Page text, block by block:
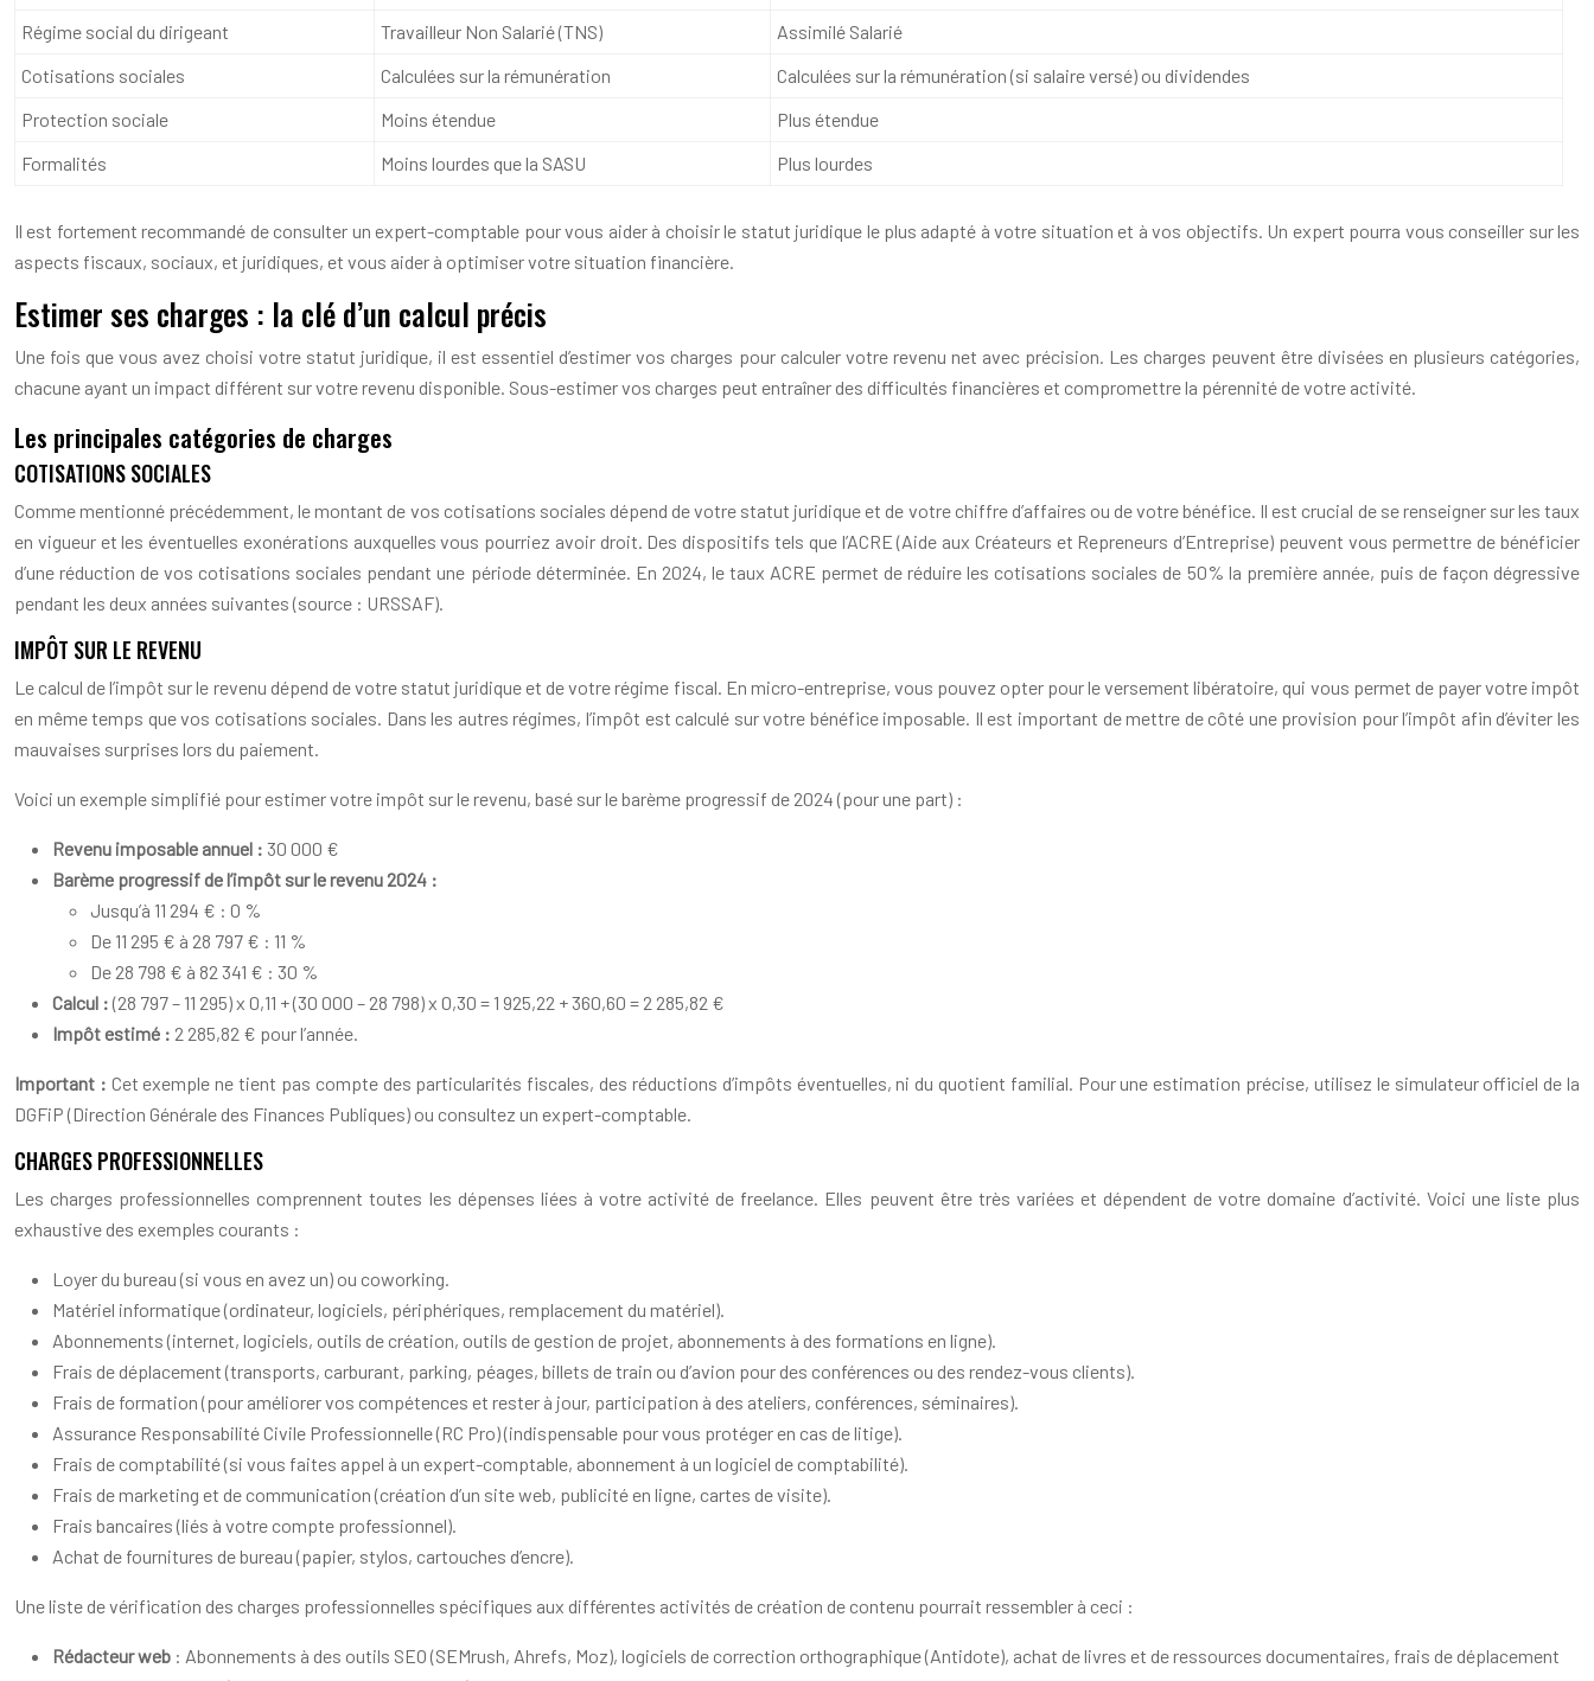
Régime social du dirigeant
Travailleur Non Salarié (TNS)
Assimilé Salarié
Cotisations sociales
Calculées sur la rémunération
Calculées sur la rémunération (si salaire versé) ou dividendes
Protection sociale
Moins étendue
Plus étendue
Formalités
Moins lourdes que la SASU Plus lourdes
Il est fortement recommandé de consulter un expert-comptable pour vous aider à choisir le statut juridique le plus adapté à votre situation et à vos objectifs. Un expert pourra vous conseiller sur les
aspects fiscaux, sociaux, et juridiques, et vous aider à optimiser votre situation financière.
Estimer ses charges : la clé d’un calcul précis
Une fois que vous avez choisi votre statut juridique, il est essentiel d’estimer vos charges pour calculer votre revenu net avec précision. Les charges peuvent être divisées en plusieurs catégories,
chacune ayant un impact différent sur votre revenu disponible. Sous-estimer vos charges peut entraîner des difficultés financières et compromettre la pérennité de votre activité.
Les principales catégories de charges
COTISATIONS SOCIALES
Comme mentionné précédemment, le montant de vos cotisations sociales dépend de votre statut juridique et de votre chiffre d’affaires ou de votre bénéfice. Il est crucial de se renseigner sur les taux
en vigueur et les éventuelles exonérations auxquelles vous pourriez avoir droit. Des dispositifs tels que l’ACRE (Aide aux Créateurs et Repreneurs d’Entreprise) peuvent vous permettre de bénéficier
d’une réduction de vos cotisations sociales pendant une période déterminée. En 2024, le taux ACRE permet de réduire les cotisations sociales de 50% la première année, puis de façon dégressive
pendant les deux années suivantes (source : URSSAF).
IMPÔT SUR LE REVENU
Le calcul de l’impôt sur le revenu dépend de votre statut juridique et de votre régime fiscal. En micro-entreprise, vous pouvez opter pour le versement libératoire, qui vous permet de payer votre impôt
en même temps que vos cotisations sociales. Dans les autres régimes, l’impôt est calculé sur votre bénéfice imposable. Il est important de mettre de côté une provision pour l’impôt afin d’éviter les
mauvaises surprises lors du paiement.
Voici un exemple simplifié pour estimer votre impôt sur le revenu, basé sur le barème progressif de 2024 (pour une part) :
Revenu imposable annuel : 30 000 €
Barème progressif de l’impôt sur le revenu 2024 :
Jusqu’à 11 294 € : 0 %
De 11 295 € à 28 797 € : 11 %
De 28 798 € à 82 341 € : 30 %
Calcul : (28 797 – 11 295) x 0,11 + (30 000 – 28 798) x 0,30 = 1 925,22 + 360,60 = 2 285,82 €
Impôt estimé : 2 285,82 € pour l’année.
Important : Cet exemple ne tient pas compte des particularités fiscales, des réductions d’impôts éventuelles, ni du quotient familial. Pour une estimation précise, utilisez le simulateur officiel de la
DGFiP (Direction Générale des Finances Publiques) ou consultez un expert-comptable.
CHARGES PROFESSIONNELLES
Les charges professionnelles comprennent toutes les dépenses liées à votre activité de freelance. Elles peuvent être très variées et dépendent de votre domaine d’activité. Voici une liste plus
exhaustive des exemples courants :
Loyer du bureau (si vous en avez un) ou coworking.
Matériel informatique (ordinateur, logiciels, périphériques, remplacement du matériel).
Abonnements (internet, logiciels, outils de création, outils de gestion de projet, abonnements à des formations en ligne).
Frais de déplacement (transports, carburant, parking, péages, billets de train ou d’avion pour des conférences ou des rendez-vous clients).
Frais de formation (pour améliorer vos compétences et rester à jour, participation à des ateliers, conférences, séminaires).
Assurance Responsabilité Civile Professionnelle (RC Pro) (indispensable pour vous protéger en cas de litige).
Frais de comptabilité (si vous faites appel à un expert-comptable, abonnement à un logiciel de comptabilité).
Frais de marketing et de communication (création d’un site web, publicité en ligne, cartes de visite).
Frais bancaires (liés à votre compte professionnel).
Achat de fournitures de bureau (papier, stylos, cartouches d’encre).
Une liste de vérification des charges professionnelles spécifiques aux différentes activités de création de contenu pourrait ressembler à ceci :
Rédacteur web : Abonnements à des outils SEO (SEMrush, Ahrefs, Moz), logiciels de correction orthographique (Antidote), achat de livres et de ressources documentaires, frais de déplacement